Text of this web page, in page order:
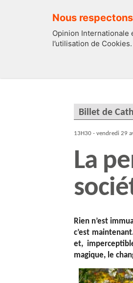
Nous
Opinion Internationale
l’utilisation de
Billet de
13H30 - vendredi 29
La
Rien n’est
c’est
et,
magique, le